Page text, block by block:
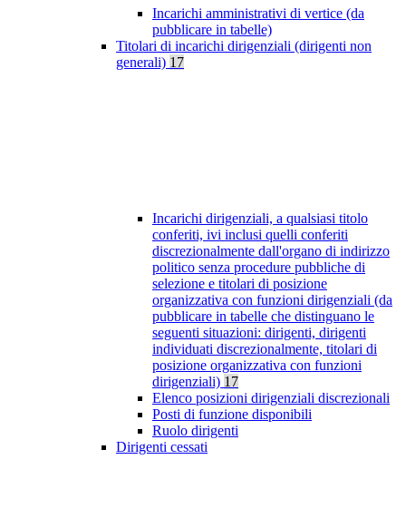
Incarichi amministrativi di vertice (da
pubblicare in tabelle)
Titolari di incarichi dirigenziali (dirigenti non
generali) 17
Incarichi dirigenziali, a qualsiasi titolo
conferiti, ivi inclusi quelli conferiti
discrezionalmente dall'organo di indirizzo
politico senza procedure pubbliche di
selezione e titolari di posizione
organizzativa con funzioni dirigenziali (da
pubblicare in tabelle che distinguano le
seguenti situazioni: dirigenti, dirigenti
individuati discrezionalmente, titolari di
posizione organizzativa con funzioni
dirigenziali) 17
Elenco posizioni dirigenziali discrezionali
Posti di funzione disponibili
Ruolo dirigenti
Dirigenti cessati